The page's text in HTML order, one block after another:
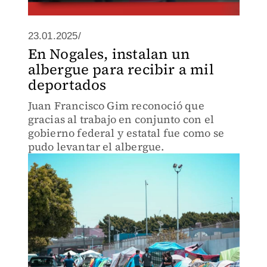
23.01.2025/
En Nogales, instalan un
albergue para recibir a mil
deportados
Juan Francisco Gim reconoció que
gracias al trabajo en conjunto con el
gobierno federal y estatal fue como se
pudo levantar el albergue.